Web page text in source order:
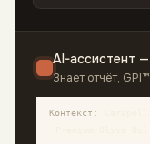
AI-ассистент
Знает отчёт,
Контекст: